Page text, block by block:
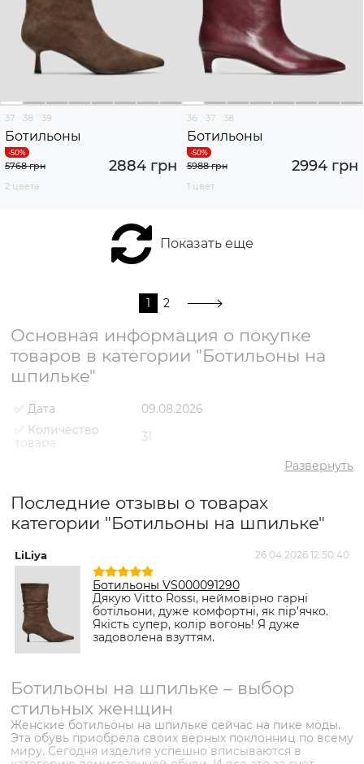
37 38 39
Ботильоны
2884 грн
5768 грн
2 цвета
36 37 38
Ботильоны
2994 грн
5988 грн
1 цвет
Показать еще
1 2
Основная информация о покупке
товаров в категории "Ботильоны на
шпильке"
✅ Дата
09.08.2026
✅ Количество
товара
31
✅ Средняя цена
3964 грн
✅ Самый дешевый
товар
1594 грн
✅ Самый дорогой
товар
✅ Самый
популярный товар
Ботильоны VS000085832
Коричневый - 3069 грн
Развернуть
Последние отзывы о товарах
категории "Ботильоны на шпильке"
LiLiya 26.04.2026 12:50:40
Ботильоны VS000091290
Дякую Vitto Rossi, неймовірно гарні
ботільони, дуже комфортні, як пір'ячко.
Якість супер, колір вогонь! Я дуже
задоволена взуттям.
Ботильоны на шпильке – выбор
стильных женщин
Женские ботильоны на шпильке сейчас на пике моды.
Эта обувь приобрела своих верных поклонниц по всему
миру. Сегодня изделия успешно вписываются в